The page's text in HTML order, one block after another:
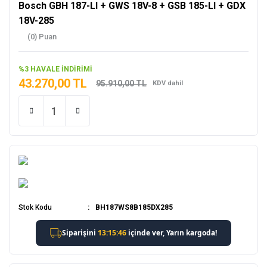
Stok Kodu BH187WS8B185DX285
Bosch GBH 187-LI + GWS 18V-8 + GSB 185-LI + GDX
18V-285
(0) Puan
%3 HAVALE İNDİRİMİ
43.270,00 TL 95.910,00 TL KDV dahil